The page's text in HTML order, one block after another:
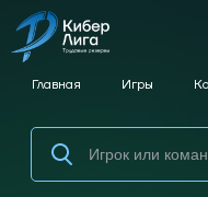
Главная Игры